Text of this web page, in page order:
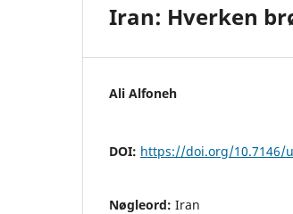
Iran: Hverken
Ali Alfoneh
DOI: https://doi.org/10.7146/
Nøgleord: Iran